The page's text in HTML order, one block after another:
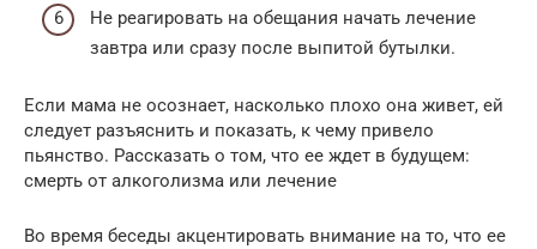
Не реагировать на обещания начать лечение
завтра или сразу после выпитой бутылки.
Если мама не осознает, насколько плохо она живет, ей
следует разъяснить и показать, к чему привело
пьянство. Рассказать о том, что ее ждет в будущем:
смерть от алкоголизма или лечение
Во время беседы акцентировать внимание на то, что ее